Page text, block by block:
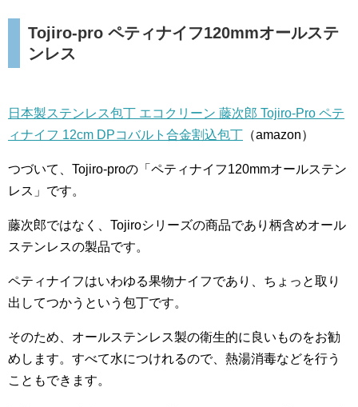
Tojiro-pro ペティナイフ120mmオールステ
ンレス
日本製ステンレス包丁 エコクリーン 藤次郎 Tojiro-Pro ペテ
ィナイフ 12cm DPコバルト合金割込包丁 （amazon）
つづいて、Tojiro-proの「ペティナイフ120mmオールステン
レス」です。
藤次郎ではなく、Tojiroシリーズの商品であり柄含めオール
ステンレスの製品です。
ペティナイフはいわゆる果物ナイフであり、ちょっと取り
出してつかうという包丁です。
そのため、オールステンレス製の衛生的に良いものをお勧
めします。すべて水につけれるので、熱湯消毒などを行う
こともできます。